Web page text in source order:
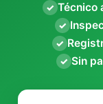
✓ Técnico
✓
✓
✓ Sin